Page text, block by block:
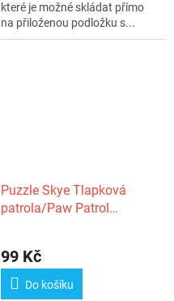
které je možné skládat přímo
na přiloženou podložku s...
Puzzle Skye Tlapková
patrola/Paw Patrol
99 Kč
Do košíku